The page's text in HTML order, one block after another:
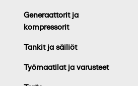
Generaattorit ja
kompressorit
Tankit ja säiliöt
Työmaatilat ja varusteet